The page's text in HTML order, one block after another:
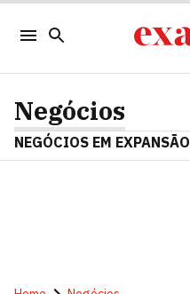
Negócios
NEGÓCIOS EM EXPANSÃO